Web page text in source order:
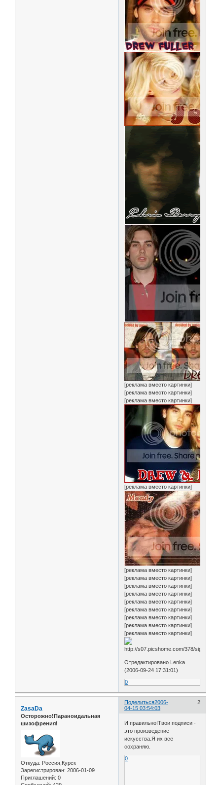
[реклама вместо картинки]
[реклама вместо картинки]
[реклама вместо картинки]
[реклама вместо картинки]
[реклама вместо картинки]
[реклама вместо картинки]
[реклама вместо картинки]
[реклама вместо картинки]
[реклама вместо картинки]
[реклама вместо картинки]
[реклама вместо картинки]
[реклама вместо картинки]
[реклама вместо картинки]
Отредактировано Lenka
(2006-09-24 17:31:01)
0
Поделиться 2
2006-
04-15 03:54:03
ZasaDa
Осторожно!Параноидальная
шизофрения!
Откуда: Россия,Курск
Зарегистрирован: 2006-01-09
Приглашений: 0
И правильно!Твои подписи -
это произведение
искусства.Я их все
сохраняю.
0